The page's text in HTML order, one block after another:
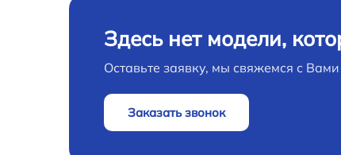
Здесь нет модели,
Оставьте заявку, мы свяжемся с
Заказать звонок